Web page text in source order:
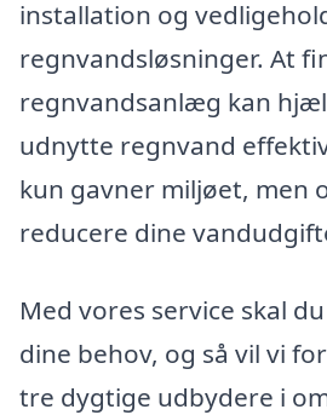
installation og
regnvandsløsninger. At
regnvandsanlæg kan
udnytte regnvand
kun gavner miljøet, men
reducere dine
Med vores service skal
dine behov, og så vil vi
tre dygtige udbydere i